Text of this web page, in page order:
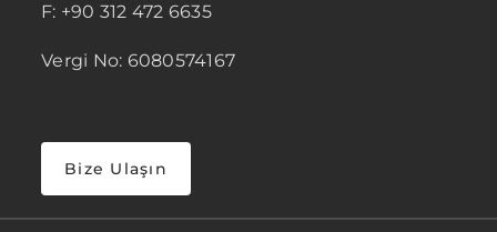
F: +90 312 472 6635
Vergi No: 6080574167
Bize Ulaşın